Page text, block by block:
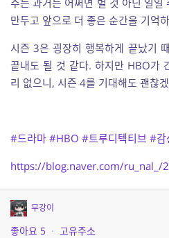
주는 과거는 어쩌면 별 것 아닌 일일
만두고 앞으로 더 좋은 순간을 기억
시즌 3은 굉장히 행복하게 끝났기
끝내도 될 것 같다. 하지만 HBO가
리 없으니, 시즌 4를 기대해도 괜찮
#드라마 #HBO #트루디텍티브 #감
https://blog.naver.com/ru_nal_/
무강이
좋아요 5 · 고유주소